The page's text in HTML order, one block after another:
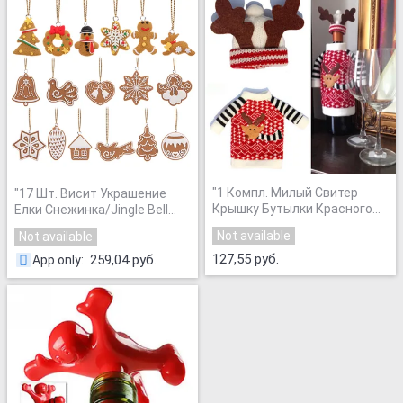
Инструментов Украшения
инструмент"
"17 Шт. Висит Украшение
Елки Снежинка/Jingle Bell
Печенье Как Ручной работы
Полимерная Глина
Рождественские
Украшения"
Not available
App only: 259,04 руб.
"1 Компл. Милый Свитер
Крышку Бутылки Красного
Вина Сумки Дед Мороз
Обеденный Стол Украшения
Одежда Со Шляпами
Главная Партия Декоры"
Not available
127,55 руб.